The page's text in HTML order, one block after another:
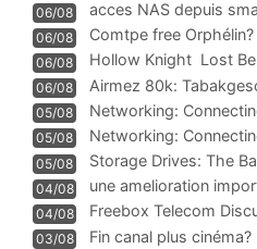
06/08 acces NAS depuis
06/08 Comtpe free Orphélin?
06/08 Hollow Knight  Lost
06/08
Airmez 80k:
Technologie und
05/08 Networking:
05/08
Networking:
Information
05/08
Storage Drives: The
Management
04/08
une amelioration
WIFI
04/08
Freebox Telecom
Communi
03/08 Fin canal plus cinéma?